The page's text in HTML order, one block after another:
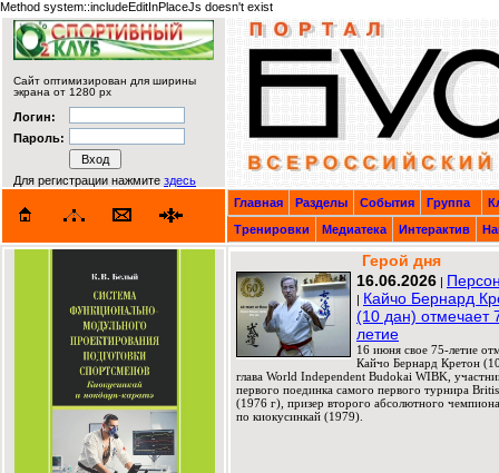
Method system::includeEditInPlaceJs doesn't exist
Сайт оптимизирован для ширины
экрана от 1280 px
Логин:
Пароль:
Для регистрации нажмите здесь
Главная
Разделы События Группа
Тренировки
Медиатека Интерактив
Герой дня
16.06.2026 |
| Кайчо Бернард
(10 дан) отмечает
летие
16 июня свое 75-летие
Кайчо Бернард Кретон
глава World Independent Budokai WIBK,
первого поединка самого первого турнира
(1976 г), призер второго абсолютного
по киокусинкай (1979).